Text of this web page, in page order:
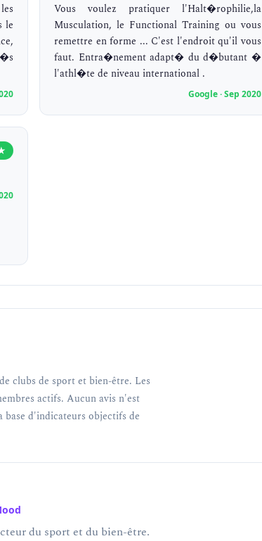
le
Vous voulez pratiquer l'Halt�rophilie,la
Musculation, le Functional Training ou vous
remettre en forme ... C'est l'endroit qu'il vous
faut. Entra�nement adapt� du d�butant �
l'athl�te de niveau international .
Google · Sep 2020
clubs de sport et bien-être. Les
actifs. Aucun avis n'est
d'indicateurs objectifs de
du sport et du bien-être.